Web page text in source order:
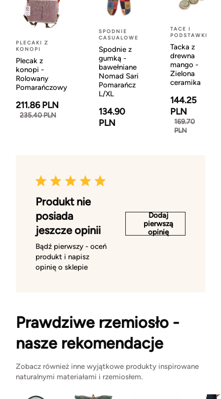
PLECAKI Z
KONOPI
Plecak z
konopi -
Rolowany
Pomarańczowy
211.86 PLN
235.40 PLN
SPODNIE
CASUALOWE
Spodnie z
gumką -
bawełniane
Nomad Sari
Pomarańcz
L/XL
134.90
PLN
TACE I
PODSTAWKI
Tacka z
drewna
mango -
Zielona
ceramika
144.25
PLN
169.70
PLN
Produkt nie
posiada
jeszcze opinii
Bądź pierwszy - oceń
produkt i napisz
opinię o sklepie
Dodaj
pierwszą
opinię
Prawdziwe rzemiosło -
nasze rekomendacje
Zobacz również inne wyjątkowe produkty inspirowane
naturalnymi materiałami i rzemiosłem.